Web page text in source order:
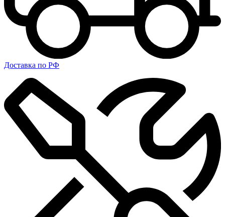
Доставка по РФ